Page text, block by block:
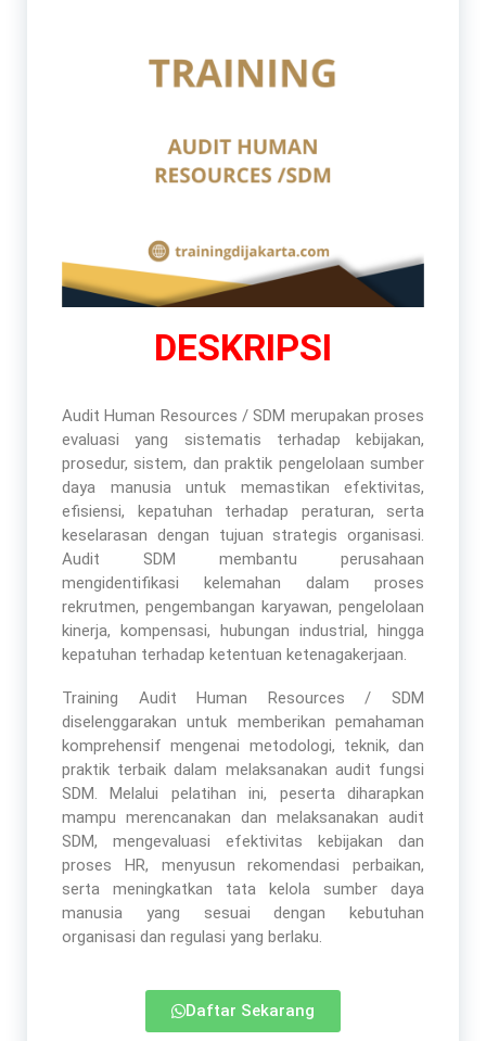
DESKRIPSI
Audit Human Resources / SDM merupakan proses
evaluasi yang sistematis terhadap kebijakan,
prosedur, sistem, dan praktik pengelolaan sumber
daya manusia untuk memastikan efektivitas,
efisiensi, kepatuhan terhadap peraturan, serta
keselarasan dengan tujuan strategis organisasi.
Audit SDM membantu perusahaan
mengidentifikasi kelemahan dalam proses
rekrutmen, pengembangan karyawan, pengelolaan
kinerja, kompensasi, hubungan industrial, hingga
kepatuhan terhadap ketentuan ketenagakerjaan.
Training Audit Human Resources / SDM
diselenggarakan untuk memberikan pemahaman
komprehensif mengenai metodologi, teknik, dan
praktik terbaik dalam melaksanakan audit fungsi
SDM. Melalui pelatihan ini, peserta diharapkan
mampu merencanakan dan melaksanakan audit
SDM, mengevaluasi efektivitas kebijakan dan
proses HR, menyusun rekomendasi perbaikan,
serta meningkatkan tata kelola sumber daya
manusia yang sesuai dengan kebutuhan
organisasi dan regulasi yang berlaku.
Daftar Sekarang